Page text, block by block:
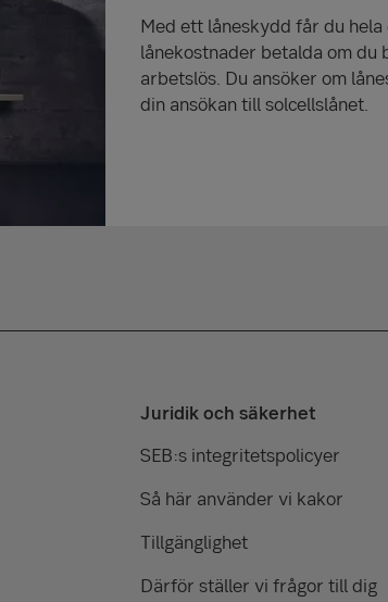
Med ett låneskydd får du
lånekostnader betalda om
arbetslös. Du ansöker om
din ansökan till solcellslånet.
Juridik och säkerhet
SEB:s integritetspolicyer
Så här använder vi kakor
Tillgänglighet
Därför ställer vi frågor till dig